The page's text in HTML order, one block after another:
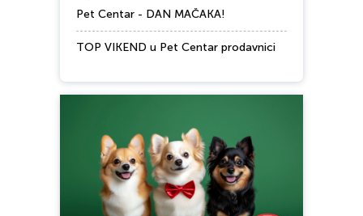
Pet Centar - DAN MAČAKA!
TOP VIKEND u Pet Centar prodavnici